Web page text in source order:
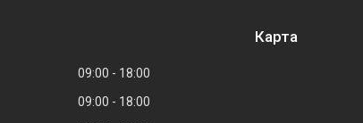
09:00
18:00
09:00
18:00
Карта